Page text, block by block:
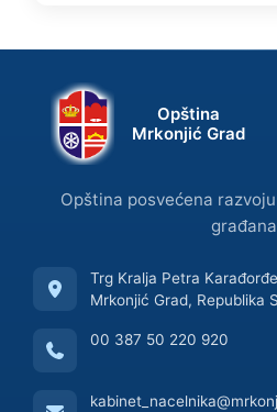
Opština
Mrkonjić Grad
Opština posvećena
Trg Kralja Petra
Mrkonjić Grad, Republika
00 387 50 220 920